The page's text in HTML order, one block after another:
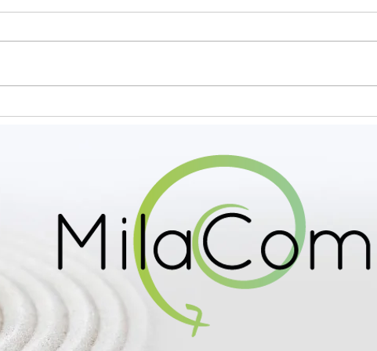
Voici la triste vérité.